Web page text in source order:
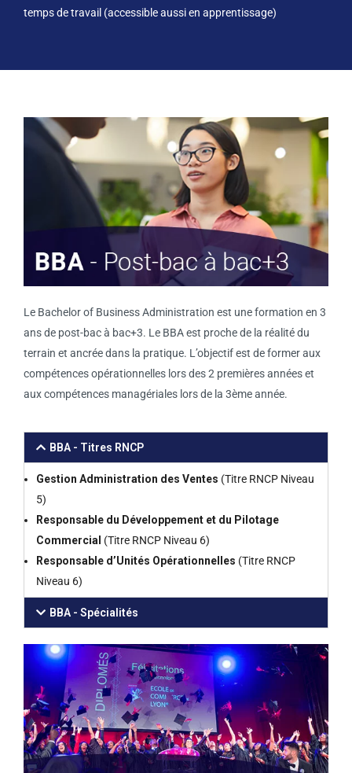
temps de travail (accessible aussi en apprentissage)
Le Bachelor of Business Administration est une formation en 3
ans de post-bac à bac+3. Le BBA est proche de la réalité du
terrain et ancrée dans la pratique. L’objectif est de former aux
compétences opérationnelles lors des 2 premières années et
aux compétences managériales lors de la 3ème année.
BBA - Titres RNCP
Gestion Administration des Ventes (Titre RNCP Niveau
5)
Responsable du Développement et du Pilotage
Commercial (Titre RNCP Niveau 6)
Responsable d’Unités Opérationnelles (Titre RNCP
Niveau 6)
BBA - Spécialités